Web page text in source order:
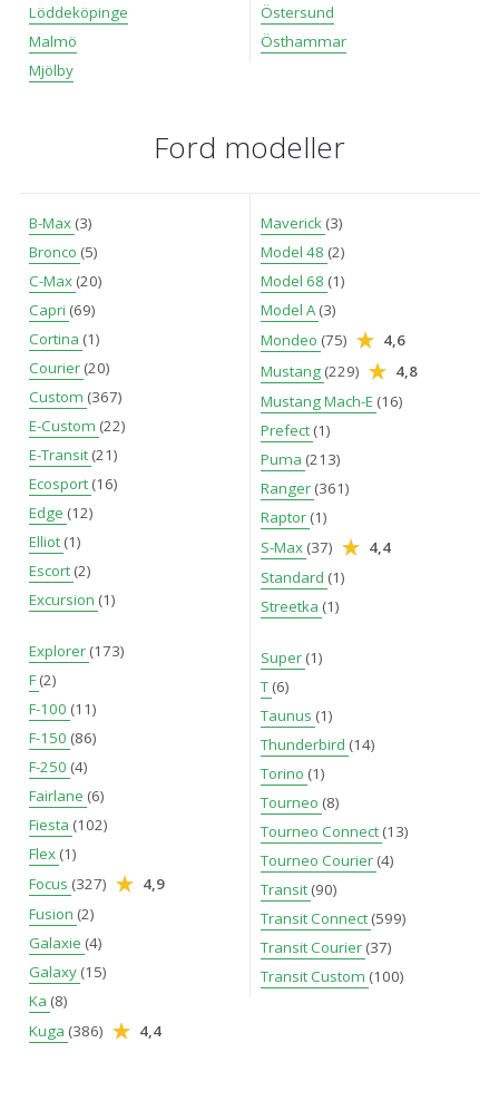
Löddeköpinge
Malmö
Mjölby
Östersund
Östhammar
Ford modeller
B-Max (3)
Bronco (5)
C-Max (20)
Capri (69)
Cortina (1)
Courier (20)
Custom (367)
E-Custom (22)
E-Transit (21)
Ecosport (16)
Edge (12)
Elliot (1)
Escort (2)
Excursion (1)
Explorer (173)
F(2)
F-100 (11)
F-150 (86)
F-250 (4)
Fairlane (6)
Fiesta (102)
Flex (1)
Focus (327)
4,9
Fusion (2)
Galaxie (4)
Galaxy (15)
Ka (8)
Kuga (386) 4,4
Maverick (3)
Model 48 (2)
Model 68 (1)
Model A(3)
Mondeo (75)
4,6
Mustang (229)
4,8
Mustang Mach-E (16)
Prefect (1)
Puma (213)
Ranger (361)
Raptor (1)
S-Max (37)
4,4
Standard (1)
Streetka (1)
Super (1)
T (6)
Taunus (1)
Thunderbird (14)
Torino (1)
Tourneo (8)
Tourneo Connect (13)
Tourneo Courier (4)
Transit (90)
Transit Connect (599)
Transit Courier (37)
Transit Custom (100)